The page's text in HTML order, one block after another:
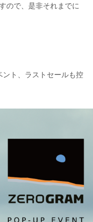
ので、是非それまでに
ント、ラストセールも控